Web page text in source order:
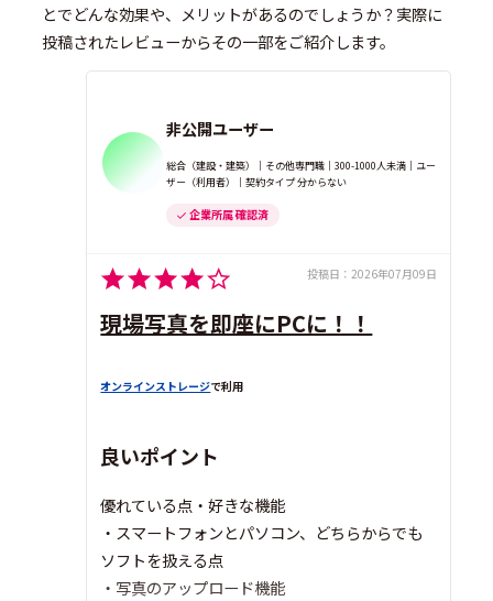
とでどんな効果や、メリットがあるのでしょうか？実際に
投稿されたレビューからその一部をご紹介します。
非公開ユーザー
総合（建設・建築）｜その他専門職｜300-1000人未満｜ユー
ザー（利用者）｜契約タイプ 分からない
企業所属 確認済
投稿日： 2026年07月09日
現場写真を即座にPCに！！
オンラインストレージで利用
良いポイント
優れている点・好きな機能
・スマートフォンとパソコン、どちらからでも
ソフトを扱える点
・写真のアップロード機能